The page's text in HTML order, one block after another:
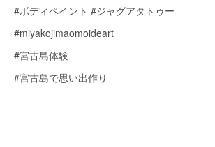
#ボディペイント #ジャグアタトゥー
#miyakojimaomoideart
#宮古島体験
#宮古島で思い出作り